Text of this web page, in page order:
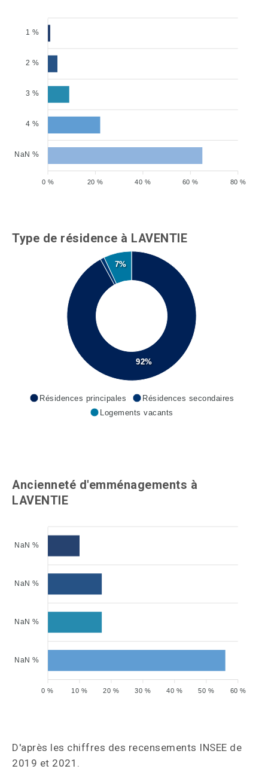
1 %
2 %
3 %
4 %
NaN %
80 %
60 %
40 %
20 %
0 %
Type de résidence à LAVENTIE
92%
7%
Résidences principales
Résidences secondaires
Logements vacants
Ancienneté d'emménagements à
LAVENTIE
NaN %
NaN %
NaN %
NaN %
60 %
50 %
40 %
30 %
20 %
10 %
0 %
D'après les chiffres des recensements INSEE de
2019 et 2021.